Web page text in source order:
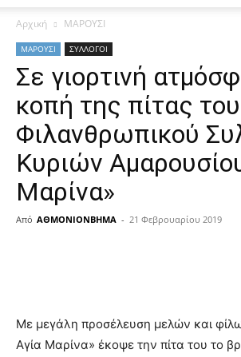
Αρχική ΜΑΡΟΥΣΙ
ΜΑΡΟΥΣΙ ΣΥΛΛΟΓΟΙ
Σε γιορτινή
κοπή της πίτας του
Φιλανθρωπικού
Κυριών
Μαρίνα»
Από ΑΘΜΟΝΙΟΝΒΗΜΑ - 21 Φεβρουαρίου 2019
Με μεγάλη προσέλευση μελών και
Αγία Μαρίνα» έκοψε την πίτα του το